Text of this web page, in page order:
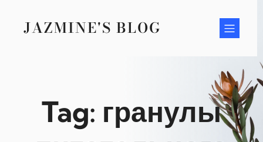
contentJAZMINE'S BLOG
Tag: гранулы